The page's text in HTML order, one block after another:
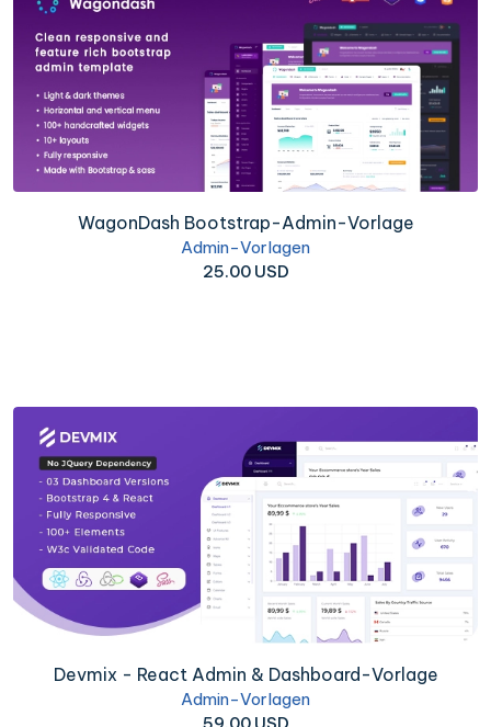
WagonDash Bootstrap-Admin-Vorlage
Admin-Vorlagen
25.00 USD
Devmix - React Admin & Dashboard-Vorlage
Admin-Vorlagen